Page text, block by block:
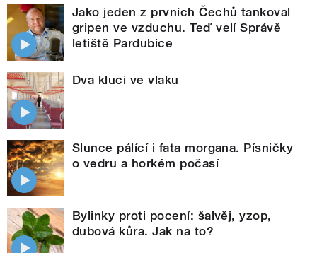
Jako jeden z prvních Čechů tankoval
gripen ve vzduchu. Teď velí Správě
letiště Pardubice
Dva kluci ve vlaku
Slunce pálící i fata morgana. Písničky
o vedru a horkém počasí
Bylinky proti pocení: šalvěj, yzop,
dubová kůra. Jak na to?